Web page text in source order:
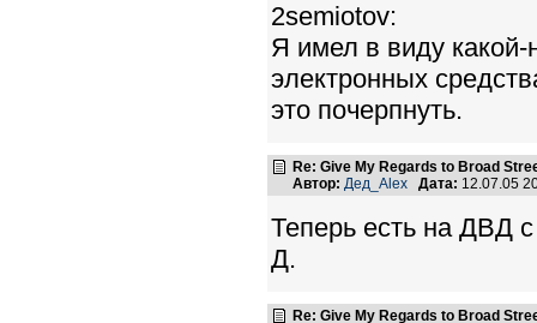
2semiotov:
Я имел в виду
электронных
это почерпнуть.
Re: Give My Regards to Broad
Автор: Дед_Alex Дата: 12.07.05
Теперь есть на ДВД
Д.
Re: Give My Regards to Broad